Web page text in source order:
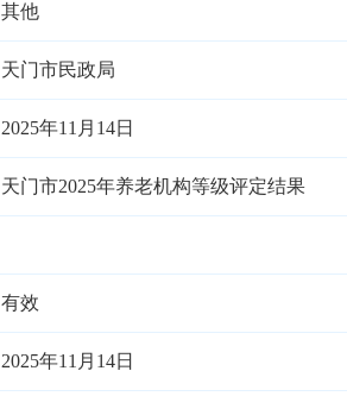
其他
天门市民政局
2025年11月14日
天门市2025年养老机构等级评定结果
有效
2025年11月14日